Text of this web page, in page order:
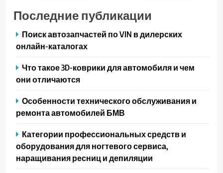
Последние публикации
Поиск автозапчастей по VIN в дилерских
онлайн-каталогах
Что такое 3D-коврики для автомобиля и чем
они отличаются
Особенности технического обслуживания и
ремонта автомобилей БМВ
Категории профессиональных средств и
оборудования для ногтевого сервиса,
наращивания ресниц и депиляции